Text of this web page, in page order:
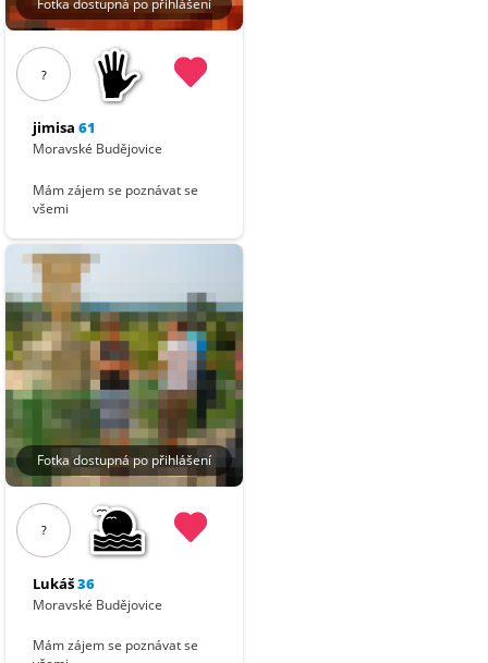
Fotka dostupná po přihlášení
?
jimisa 61
Moravské Budějovice
Mám zájem se poznávat se
všemi
Fotka dostupná po přihlášení
?
Lukáš36
Moravské Budějovice
Mám zájem se poznávat se